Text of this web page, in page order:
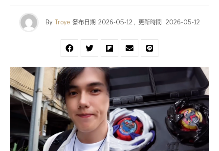
By Troye 發布日期 2026-05-12 , 更新時間 2026-05-12